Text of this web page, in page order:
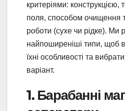
критеріями: конструкцією,
поля, способом очищення
роботи (сухе чи рідке). Ми
найпоширеніші типи, щоб
їхні особливості та
варіант.
1. Барабанні